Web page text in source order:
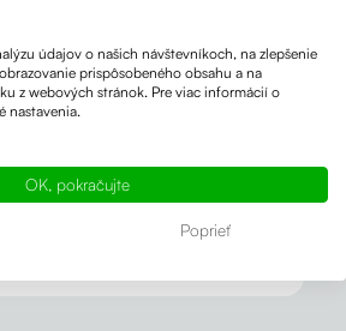
zákazníkovnás odporúča
údajov o našich návštevníkoch, na zlepšenie
prispôsobeného obsahu a na
z webových stránok. Pre viac informácií o
nastavenia.
OK, pokračujte
Poprieť